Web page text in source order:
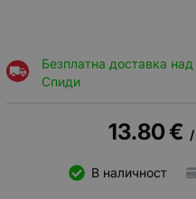
Безплатна доставка над
Спиди
13.80€ /
В наличност